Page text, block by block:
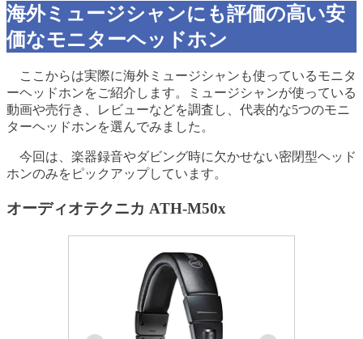
海外ミュージシャンにも評価の高い安
価なモニターヘッドホン
ここからは実際に海外ミュージシャンも使っているモニタ
ーヘッドホンをご紹介します。ミュージシャンが使っている
動画や売行き、レビューなどを調査し、代表的な5つのモニ
ターヘッドホンを選んでみました。
今回は、楽器録音やダビング時に欠かせない密閉型ヘッド
ホンのみをピックアップしています。
オーディオテクニカ ATH-M50x